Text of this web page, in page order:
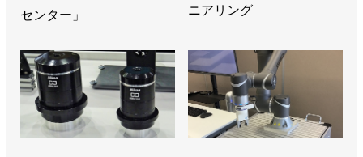
センター」
ニアリング